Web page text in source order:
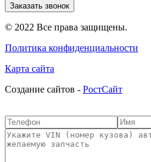
Заказать звонок
© 2022 Все права защищены.
Политика конфиденциальности
Карта сайта
Cоздание сайтов - РостСайт